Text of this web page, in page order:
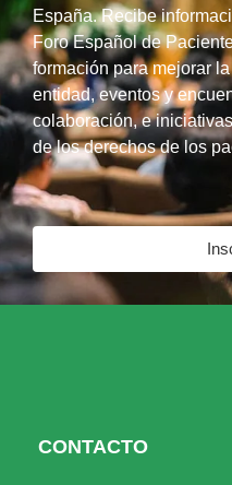
España. Recibe
Foro Español de
formación para mejorar
entidad, eventos y
colaboración, e
de los derechos de los
CONTACTO